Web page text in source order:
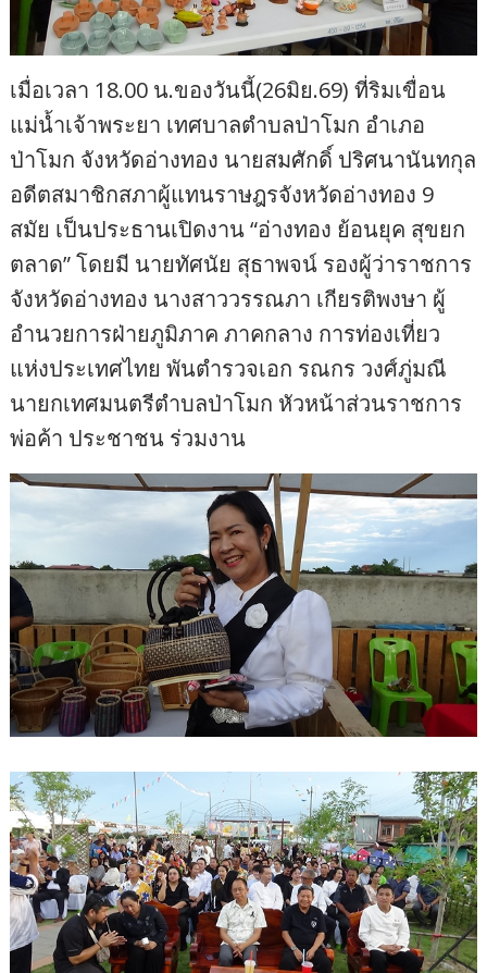
เมื่อเวลา 18.00 น.ของวันนี้(26มิย.69) ที่ริมเขื่อน
แม่น้ำเจ้าพระยา เทศบาลตำบลป่าโมก อำเภอ
ป่าโมก จังหวัดอ่างทอง นายสมศักดิ์ ปริศนานันทกุล
อดีตสมาชิกสภาผู้แทนราษฎรจังหวัดอ่างทอง 9
สมัย เป็นประธานเปิดงาน “อ่างทอง ย้อนยุค สุขยก
ตลาด” โดยมี นายทัศนัย สุธาพจน์ รองผู้ว่าราชการ
จังหวัดอ่างทอง นางสาววรรณภา เกียรติพงษา ผู้
อำนวยการฝ่ายภูมิภาค ภาคกลาง การท่องเที่ยว
แห่งประเทศไทย พันตำรวจเอก รณกร วงศ์ภู่มณี
นายกเทศมนตรีตำบลป่าโมก หัวหน้าส่วนราชการ
พ่อค้า ประชาชน ร่วมงาน